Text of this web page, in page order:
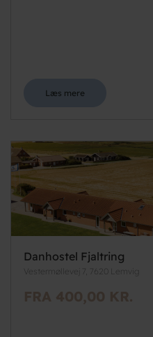
Læs mere
Danhostel Fjaltring
Vestermøllevej 7, 7620 Lemvig
FRA 400,00 KR.